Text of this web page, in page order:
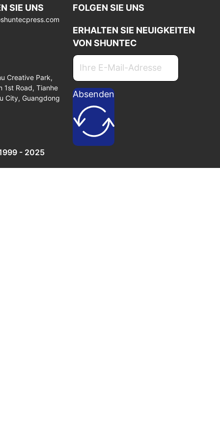
SIE UNS
Creative Park,
1st Road, Tianhe
City, Guangdong
FOLGEN SIE UNS
ERHALTEN SIE NEUIGKEITEN
VON SHUNTEC
Absenden
- 2025